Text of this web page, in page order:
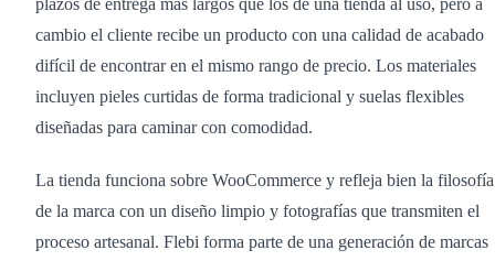
cambio el cliente recibe un producto con una calidad de acabado
difícil de encontrar en el mismo rango de precio. Los materiales
incluyen pieles curtidas de forma tradicional y suelas flexibles
diseñadas para caminar con comodidad.
La tienda funciona sobre WooCommerce y refleja bien la filosofía
de la marca con un diseño limpio y fotografías que transmiten el
proceso artesanal. Flebi forma parte de una generación de marcas